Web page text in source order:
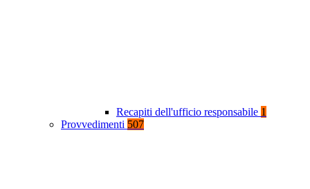
Recapiti dell'ufficio responsabile 1
Provvedimenti 507